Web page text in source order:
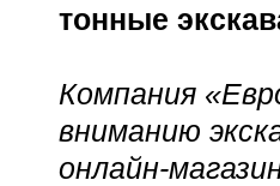
тонные
Компания
вниманию
онлайн-